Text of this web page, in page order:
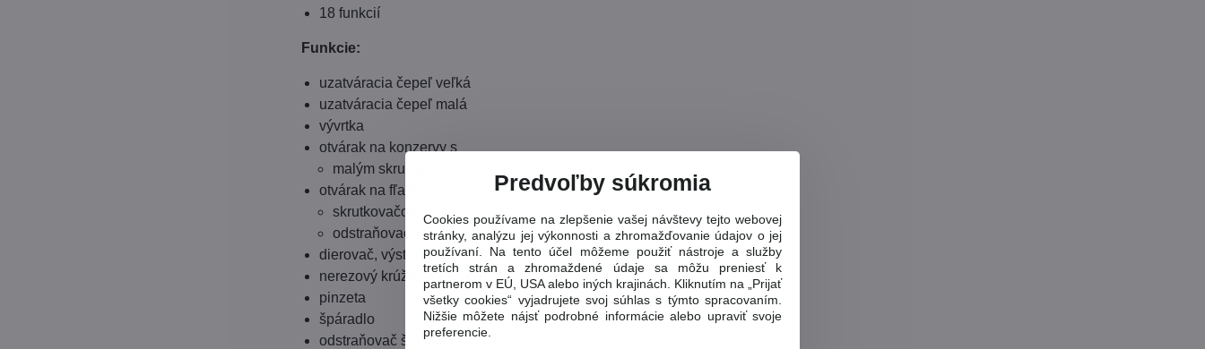
18 funkcií
Funkcie:
uzatváracia čepeľ veľká
uzatváracia čepeľ malá
vývrtka
otvárak na konzervy s
malým skrutkovačom (aj na krížové skrutky)
otvárak na fľaše so
skrutkovačom
odstraňovačom izolácie drôtov
dierovač, výstružník
nerezový krúžok na kľúče
pinzeta
špáradlo
odstraňovač šupín s
Predvoľby súkromia
Cookies používame na zlepšenie vašej návštevy tejto webovej
stránky, analýzu jej výkonnosti a zhromažďovanie údajov o jej
používaní. Na tento účel môžeme použiť nástroje a služby
tretích strán a zhromaždené údaje sa môžu preniesť k
partnerom v EÚ, USA alebo iných krajinách. Kliknutím na „Prijať
všetky cookies“ vyjadrujete svoj súhlas s týmto spracovaním.
Nižšie môžete nájsť podrobné informácie alebo upraviť svoje
preferencie.